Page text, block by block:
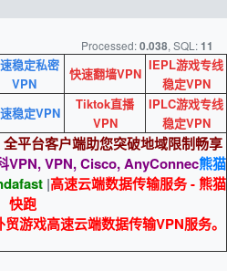
Processed:0.038, SQL:11
稳定私密
VPN
快速翻墙VPN
IEPL游戏专线
稳定VPN
稳定VPN
Tiktok直播
VPN
IPLC游戏专线
稳定VPN
平台客户端助您突破地域限制畅享
VPN, VPN, Cisco, AnyConnec熊猫
|高速云端数据传输服务 - 熊猫
快跑
游戏高速云端数据传输VPN服务。